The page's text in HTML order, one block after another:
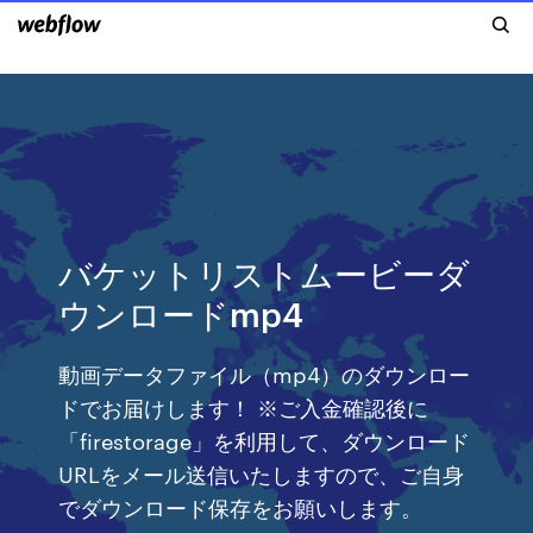
バケットリストムービーダ
ウンロードmp4
動画データファイル（mp4）のダウンロー
ドでお届けします！ ※ご入金確認後に
「firestorage」を利用して、ダウンロード
URLをメール送信いたしますので、ご自身
でダウンロード保存をお願いします。